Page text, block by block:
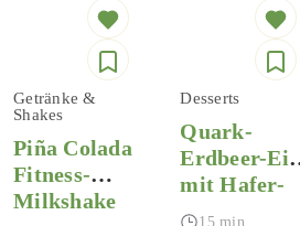
Getränke &
Shakes
Piña Colada
Fitness-
Milkshake
Desserts
Quark-
Erdbeer-Eis
mit Hafer-
Crunch
15 min